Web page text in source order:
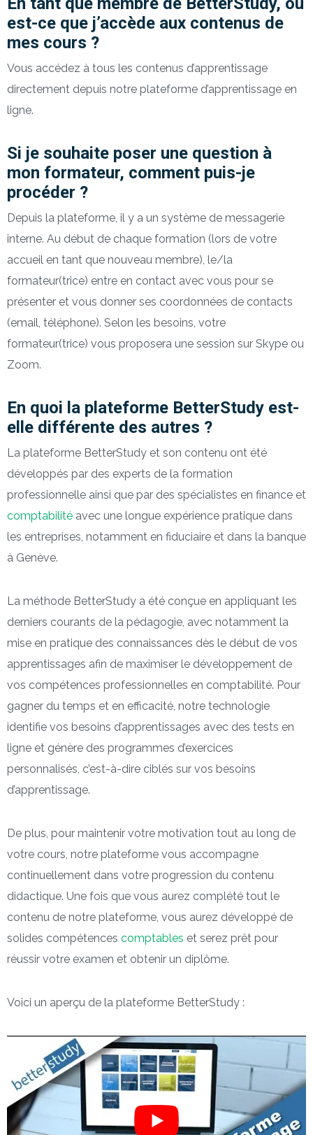
est-ce que j’accède aux contenus de
mes cours ?
Vous accédez à tous les contenus d’apprentissage
directement depuis notre plateforme d’apprentissage en
ligne.
Si je souhaite poser une question à
mon formateur, comment puis-je
procéder ?
Depuis la plateforme, il y a un système de messagerie
interne. Au début de chaque formation (lors de votre
accueil en tant que nouveau membre), le/la
formateur(trice) entre en contact avec vous pour se
présenter et vous donner ses coordonnées de contacts
(email, téléphone). Selon les besoins, votre
formateur(trice) vous proposera une session sur Skype ou
Zoom.
En quoi la plateforme BetterStudy est-
elle différente des autres ?
La plateforme BetterStudy et son contenu ont été
développés par des experts de la formation
professionnelle ainsi que par des spécialistes en finance et
comptabilité avec une longue expérience pratique dans
les entreprises, notamment en fiduciaire et dans la banque
à Genève.
La méthode BetterStudy a été conçue en appliquant les
derniers courants de la pédagogie, avec notamment la
mise en pratique des connaissances dès le début de vos
apprentissages afin de maximiser le développement de
vos compétences professionnelles en comptabilité. Pour
gagner du temps et en efficacité, notre technologie
identifie vos besoins d’apprentissages avec des tests en
ligne et génère des programmes d’exercices
personnalisés, c’est-à-dire ciblés sur vos besoins
d’apprentissage.
De plus, pour maintenir votre motivation tout au long de
votre cours, notre plateforme vous accompagne
continuellement dans votre progression du contenu
didactique. Une fois que vous aurez complété tout le
contenu de notre plateforme, vous aurez développé de
solides compétences comptables et serez prêt pour
réussir votre examen et obtenir un diplôme.
Voici un aperçu de la plateforme BetterStudy :